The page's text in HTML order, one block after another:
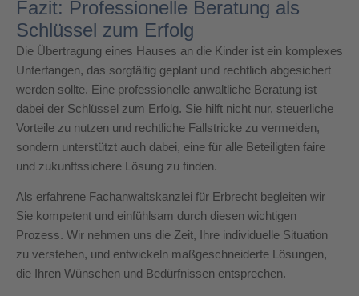
Fazit: Professionelle Beratung als
Schlüssel zum Erfolg
Die Übertragung eines Hauses an die Kinder ist ein komplexes
Unterfangen, das sorgfältig geplant und rechtlich abgesichert
werden sollte. Eine professionelle anwaltliche Beratung ist
dabei der Schlüssel zum Erfolg. Sie hilft nicht nur, steuerliche
Vorteile zu nutzen und rechtliche Fallstricke zu vermeiden,
sondern unterstützt auch dabei, eine für alle Beteiligten faire
und zukunftssichere Lösung zu finden.
Als erfahrene Fachanwaltskanzlei für Erbrecht begleiten wir
Sie kompetent und einfühlsam durch diesen wichtigen
Prozess. Wir nehmen uns die Zeit, Ihre individuelle Situation
zu verstehen, und entwickeln maßgeschneiderte Lösungen,
die Ihren Wünschen und Bedürfnissen entsprechen.